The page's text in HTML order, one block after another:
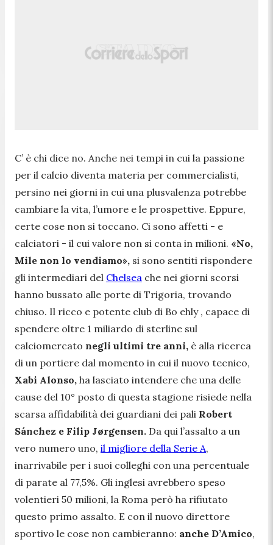
C’ è chi dice no. Anche nei tempi in cui la passione
per il calcio diventa materia per commercialisti,
persino nei giorni in cui una plusvalenza potrebbe
cambiare la vita, l’umore e le prospettive. Eppure,
certe cose non si toccano. Ci sono affetti - e
calciatori - il cui valore non si conta in milioni. «No,
Mile non lo vendiamo», si sono sentiti rispondere
gli intermediari del Chelsea che nei giorni scorsi
hanno bussato alle porte di Trigoria, trovando
chiuso. Il ricco e potente club di Bo ehly , capace di
spendere oltre 1 miliardo di sterline sul
calciomercato negli ultimi tre anni, è alla ricerca
di un portiere dal momento in cui il nuovo tecnico,
Xabi Alonso, ha lasciato intendere che una delle
cause del 10° posto di questa stagione risiede nella
scarsa affidabilità dei guardiani dei pali Robert
Sánchez e Filip Jørgensen. Da qui l’assalto a un
vero numero uno, il migliore della Serie A,
inarrivabile per i suoi colleghi con una percentuale
di parate al 77,5%. Gli inglesi avrebbero speso
volentieri 50 milioni, la Roma però ha rifiutato
questo primo assalto. E con il nuovo direttore
sportivo le cose non cambieranno: anche D’Amico,